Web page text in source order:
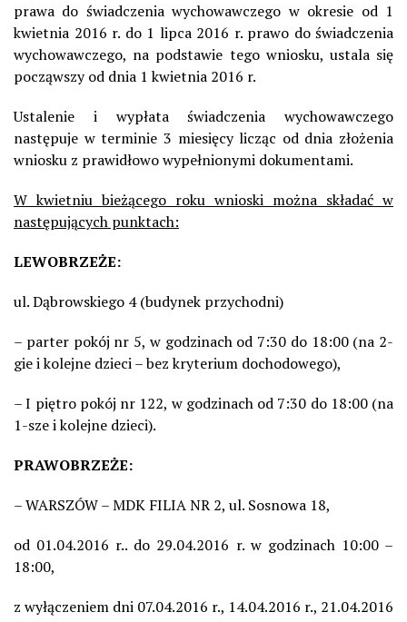
prawa do świadczenia wychowawczego w okresie od 1
kwietnia 2016 r. do 1 lipca 2016 r. prawo do świadczenia
wychowawczego, na podstawie tego wniosku, ustala się
począwszy od dnia 1 kwietnia 2016 r.
Ustalenie i wypłata świadczenia wychowawczego
następuje w terminie 3 miesięcy licząc od dnia złożenia
wniosku z prawidłowo wypełnionymi dokumentami.
W kwietniu bieżącego roku wnioski można składać w
następujących punktach:
LEWOBRZEŻE:
ul. Dąbrowskiego 4 (budynek przychodni)
– parter pokój nr 5, w godzinach od 7:30 do 18:00 (na 2-
gie i kolejne dzieci – bez kryterium dochodowego),
– I piętro pokój nr 122, w godzinach od 7:30 do 18:00 (na
1-sze i kolejne dzieci).
PRAWOBRZEŻE:
– WARSZÓW – MDK FILIA NR 2, ul. Sosnowa 18,
od 01.04.2016 r.. do 29.04.2016 r. w godzinach 10:00 –
18:00,
z wyłączeniem dni 07.04.2016 r., 14.04.2016 r., 21.04.2016